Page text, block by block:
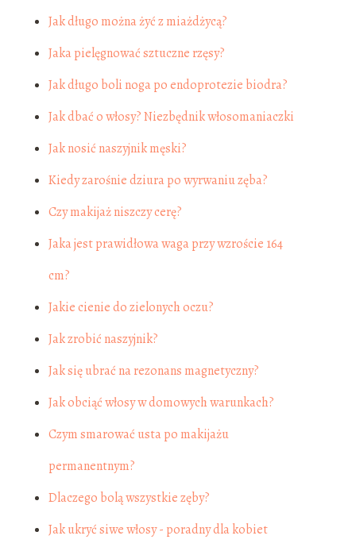
Jak długo można żyć z miażdżycą?
Jaka pielęgnować sztuczne rzęsy?
Jak długo boli noga po endoprotezie biodra?
Jak dbać o włosy? Niezbędnik włosomaniaczki
Jak nosić naszyjnik męski?
Kiedy zarośnie dziura po wyrwaniu zęba?
Czy makijaż niszczy cerę?
Jaka jest prawidłowa waga przy wzroście 164
cm?
Jakie cienie do zielonych oczu?
Jak zrobić naszyjnik?
Jak się ubrać na rezonans magnetyczny?
Jak obciąć włosy w domowych warunkach?
Czym smarować usta po makijażu
permanentnym?
Dlaczego bolą wszystkie zęby?
Jak ukryć siwe włosy - poradny dla kobiet